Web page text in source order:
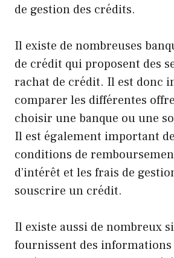
de gestion des crédits.
Il existe de nombreuses
de crédit qui proposent des
rachat de crédit. Il est donc
comparer les différentes
choisir une banque ou une
Il est également important
conditions de
d’intérêt et les frais de
souscrire un crédit.
Il existe aussi de nombreux
fournissent des informations